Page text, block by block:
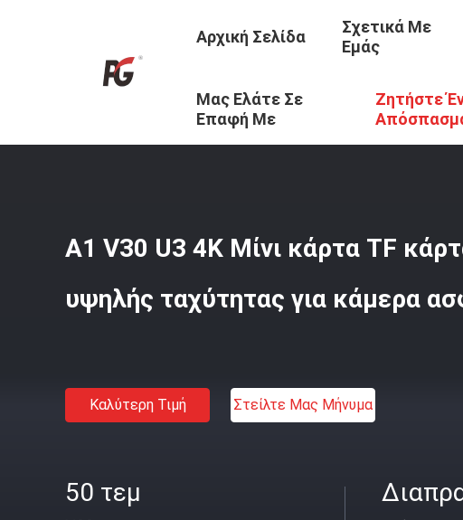
Αρχική Σελίδα
Σχετικά Με
Εμάς
Μας Ελάτε Σε
Επαφή Με
Ζητήστε
Προϊόντα / Κάρτα Μνήμης TF A1 V30 U3 4K
A1 V30 U3 4K Μίνι κάρτα TF
υψηλής ταχύτητας για κάμερα
Καλύτερη Τιμή Στείλτε Μας Μήνυμα
50 τεμ